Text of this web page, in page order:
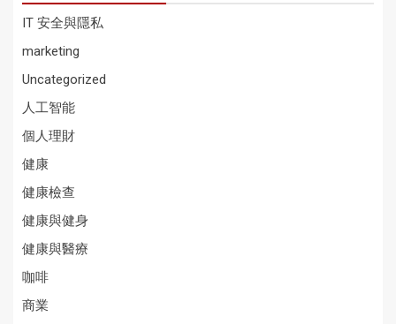
IT 安全與隱私
marketing
Uncategorized
人工智能
個人理財
健康
健康檢查
健康與健身
健康與醫療
咖啡
商業